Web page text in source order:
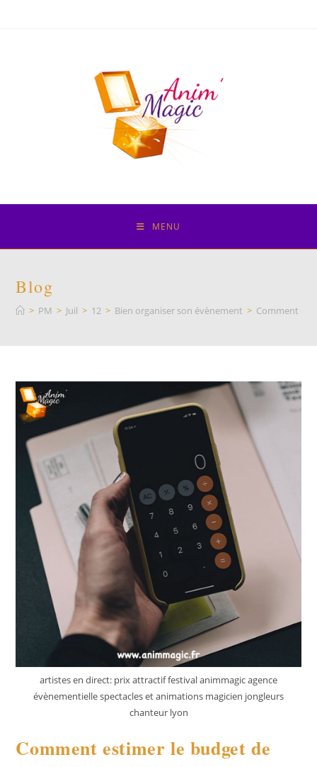
MENU
Blog
> PM > Juil > 12 > Bien organiser son évènement > Comment
artistes en direct: prix attractif festival animmagic agence
évènementielle spectacles et animations magicien jongleurs
chanteur lyon
Comment estimer le budget de